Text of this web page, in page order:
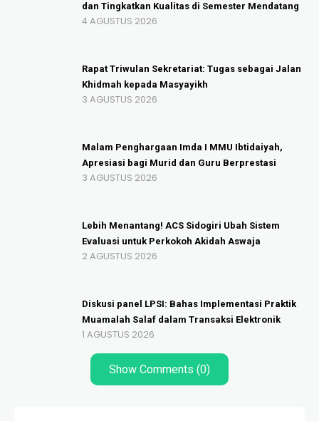
dan Tingkatkan Kualitas di Semester Mendatang
4 AGUSTUS 2026
Rapat Triwulan Sekretariat: Tugas sebagai Jalan
Khidmah kepada Masyayikh
3 AGUSTUS 2026
Malam Penghargaan Imda I MMU Ibtidaiyah,
Apresiasi bagi Murid dan Guru Berprestasi
3 AGUSTUS 2026
Lebih Menantang! ACS Sidogiri Ubah Sistem
Evaluasi untuk Perkokoh Akidah Aswaja
2 AGUSTUS 2026
Diskusi panel LPSI: Bahas Implementasi Praktik
Muamalah Salaf dalam Transaksi Elektronik
1 AGUSTUS 2026
Show Comments (0)